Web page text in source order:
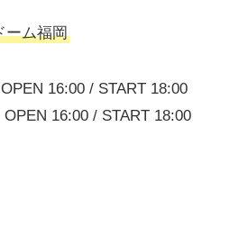
ーム福岡
16:00 / START 18:00
16:00 / START 18:00